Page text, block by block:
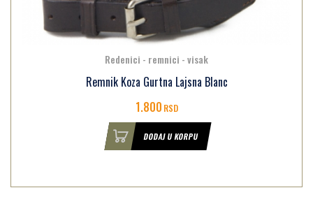
Redenici - remnici - visak
Remnik Koza Gurtna Lajsna Blanc
1.800RSD
DODAJ U KORPU